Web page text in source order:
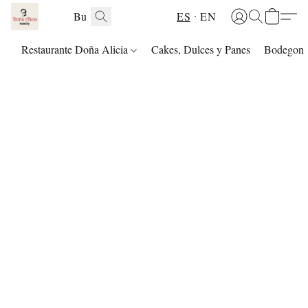
ES EN
Restaurante Doña Alicia Cakes, Dulces y Panes Bodegon